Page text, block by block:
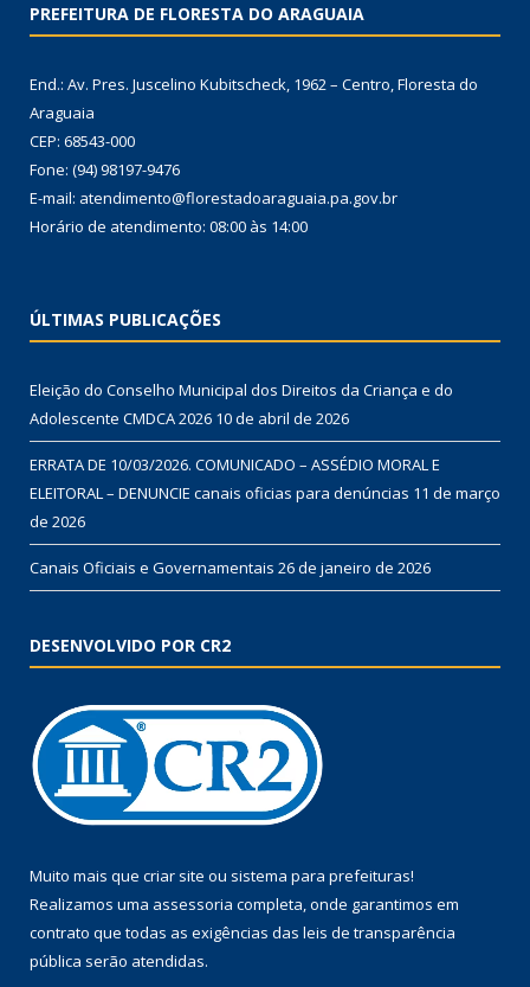
PREFEITURA DE FLORESTA DO ARAGUAIA
End.: Av. Pres. Juscelino Kubitscheck, 1962 – Centro, Floresta do
Araguaia
CEP: 68543-000
Fone: (94) 98197-9476
E-mail: atendimento@florestadoaraguaia.pa.gov.br
Horário de atendimento: 08:00 às 14:00
ÚLTIMAS PUBLICAÇÕES
Eleição do Conselho Municipal dos Direitos da Criança e do
Adolescente CMDCA 2026 10 de abril de 2026
ERRATA DE 10/03/2026. COMUNICADO – ASSÉDIO MORAL E
ELEITORAL – DENUNCIE canais oficias para denúncias 11 de março
de 2026
Canais Oficiais e Governamentais 26 de janeiro de 2026
DESENVOLVIDO POR CR2
Muito mais que criar site ou sistema para prefeituras!
Realizamos uma assessoria completa, onde garantimos em
contrato que todas as exigências das leis de transparência
pública serão atendidas.